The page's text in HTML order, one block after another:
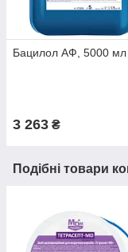
Бацилол АФ, 5000 мл
3 263 ₴
Подібні товари